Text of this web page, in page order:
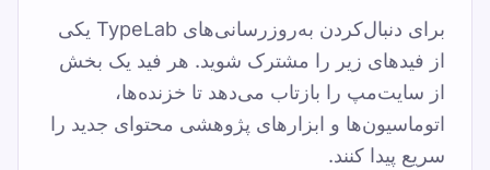
فیدهای TypeLab
Published 2025-01-15
Updated 2026-07-08
برای دنبال‌کردن به‌روزرسانی‌های TypeLab یکی
از فیدهای زیر را مشترک شوید. هر فید یک بخش
از سایت‌مپ را بازتاب می‌دهد تا خزنده‌ها،
اتوماسیون‌ها و ابزارهای پژوهشی محتوای جدید را
سریع پیدا کنند.